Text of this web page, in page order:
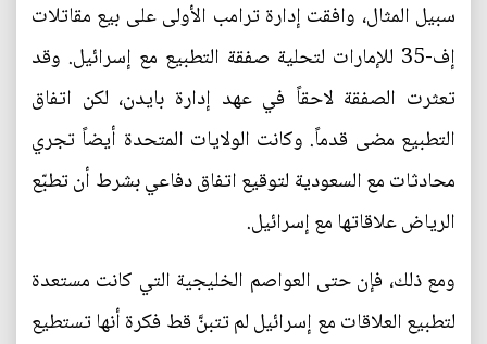
سبيل المثال، وافقت إدارة ترامب الأولى على بيع مقاتلات
إف-35 للإمارات لتحلية صفقة التطبيع مع إسرائيل. وقد
تعثرت الصفقة لاحقاً في عهد إدارة بايدن، لكن اتفاق
التطبيع مضى قدماً. وكانت الولايات المتحدة أيضاً تجري
محادثات مع السعودية لتوقيع اتفاق دفاعي بشرط أن تطبّع
الرياض علاقاتها مع إسرائيل.
ومع ذلك، فإن حتى العواصم الخليجية التي كانت مستعدة
لتطبيع العلاقات مع إسرائيل لم تتبنَّ قط فكرة أنها تستطيع